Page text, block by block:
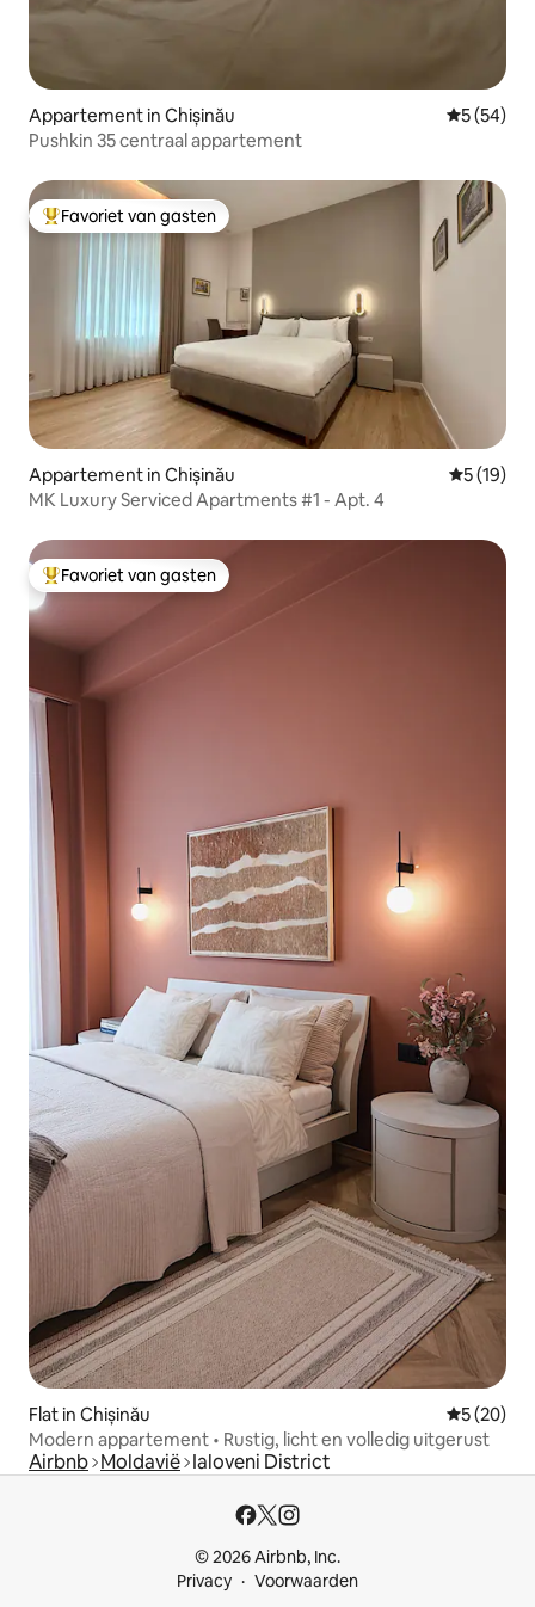
Appartement in Chișinău
5 (54)
Pushkin 35 centraal appartement
Topfavoriet van gasten
Favoriet van gasten
Appartement in Chișinău
5 (19)
MK Luxury Serviced Apartments #1 - Apt. 4
Topfavoriet van gasten
Favoriet van gasten
Flat in Chișinău
5 (20)
Modern appartement • Rustig, licht en volledig uitgerust
Airbnb Moldavië Ialoveni District
© 2026 Airbnb, Inc.
Privacy
Voorwaarden